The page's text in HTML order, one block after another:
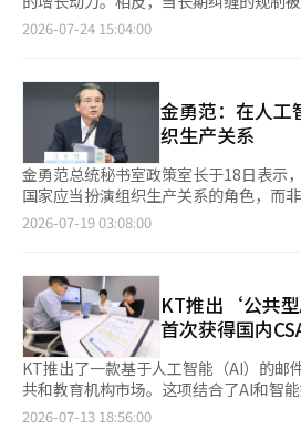
付等。存款保险公社是负责早期发现金
管机构协商应对方案的机构。对不良金
间的合作下降相叠加，可能会导致危机
分析认为，地方经济的溢出效应也有限
本的特殊法人，地方税的贡献不大，基
债券和存款等安全资产，难以转化为地
研究报告决定反对地方迁移的斗争强度。
尤其是全国港运劳动组合（港运工会）
要求立即停止合并讨论。 港运工会在27日发布的声明中表示，虽
口公司合并为一个组织的方案。他们指
和自主性在没有充分审查的情况下被合
削弱，而非实现海洋首都釜山的目标。 工会强调，港口公司并非
简单的地方国企，而是为了适应各港口
立的国家核心物流机构。仅以公共机构
虑对地方经济和国家物流竞争力的影响
合适。 港口公司强调，各港口之间并非竞争关系，而是互补结
构。首先，釜山港是与全球主要港口竞
来还将承担南北经济合作时代的对北物流功能。 蔚山港
油、石油产品和汽车货物的能源专用港
钢铁和石化产业的国家供应链核心枢纽
责的产业和功能不同，若合并为一个组
将下降。 工会表示，他们并非反对合并本身，而是积极支持港口
间的合作扩大。海外联合营销、智能港
强港口安全等应共同推进，但组织应独
此外，他们向政府提出了以下要求：△停
的经济效应是难以想象的广泛和即时的
象一下，我们的中小企业日夜研究，成
级跑车（创新技术）”，并全力以赴地
本）”。现在只剩下在高速公路上畅快
紧紧关闭，不打开，那会怎样？只要闸
的车和燃料，前进的距离都将毫无例外地变为
的加法世界中，即使有一点不足，也可
而，残酷的企业生态是乘法的世界。即
术、艰难获得的资本都满分100分，但
许多中小企业在新挑战面前放弃的绝望
大规模的规制整顿，终于打开了那紧闭
的常数转变为正数时，长期停滞的中小
鸣，强劲运转。 韩国气体安全公社大胆废除了对液氢充电站严格
适用的排放口位置规制。由此，相关企
韩元的不必要额外检查费用，并显著缩
韩国环境公团将原本仅对大邱水产业集
减免优惠大幅扩展至全国中小企业。通过
2026-07-24 15:04:00
金勇范：在人工
织生产关系
金勇范总统秘书室政策室长于18日表示
国家应当扮演组织生产关系的角色，而非仅
长在当天的Facebook上指出：“在AI时
代国家角色的讨论分为“产业政策论”，
及“社会政策论”，强调应对AI带来的
福利和再分配。 他表示：“这两种观点都是必要的”，但指
出“仅靠这两者无法充分解释AI生产革命
化。” 他强调：“必须设计生产能力形成的路径，连接生产要
素，并在市场无法自我再生产的条件下
件。” 金室长预测，AI将首先取代劳动市场的入口，而新员工通常
负责资料调查和翻译等基础工作，学习
2026-07-19 03:08:00
KT推出‘公共
首次获得国内
KT推出了一款基于人工智能（AI）的邮
共和教育机构市场。这项结合了AI和智
术的邮件安全服务，首次获得了国内云服
2026-07-13 18:56:00